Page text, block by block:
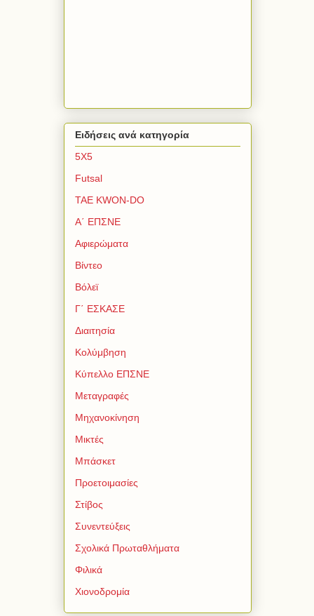
Ειδήσεις ανά κατηγορία
5Χ5
Futsal
TAE KWON-DO
Α΄ ΕΠΣΝΕ
Αφιερώματα
Βίντεο
Βόλεϊ
Γ΄ ΕΣΚΑΣΕ
Διαιτησία
Κολύμβηση
Κύπελλο ΕΠΣΝΕ
Μεταγραφές
Μηχανοκίνηση
Μικτές
Μπάσκετ
Προετοιμασίες
Στίβος
Συνεντεύξεις
Σχολικά Πρωταθλήματα
Φιλικά
Χιονοδρομία